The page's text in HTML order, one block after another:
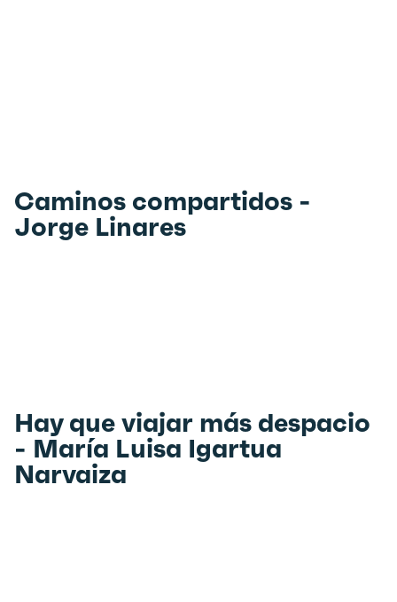
Caminos compartidos -
Jorge Linares
Hay que viajar más despacio
- María Luisa Igartua
Narvaiza